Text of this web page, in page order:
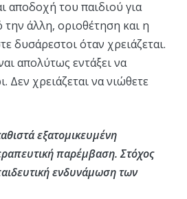
αποδοχή του παιδιού για
την άλλη, οριοθέτηση και η
δυσάρεστοι όταν χρειάζεται.
απολύτως εντάξει να
Δεν χρειάζεται να νιώθετε
εξατομικευμένη
παρέμβαση. Στόχος
ενδυνάμωση των